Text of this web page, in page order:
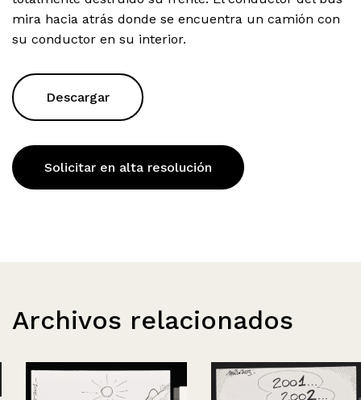
mira hacia atrás donde se encuentra un camión con
su conductor en su interior.
Descargar
Solicitar en alta resolución
Archivos relacionados